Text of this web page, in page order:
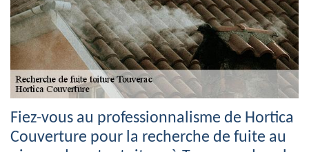
Fiez-vous au professionnalisme de Hortica
Couverture pour la recherche de fuite au